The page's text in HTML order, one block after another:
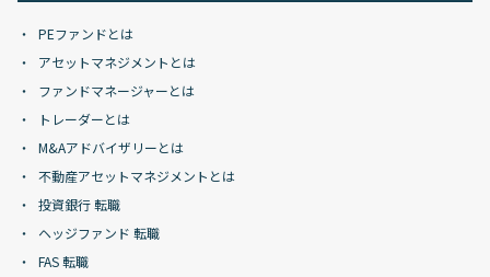
PEファンドとは
アセットマネジメントとは
ファンドマネージャーとは
トレーダーとは
M&Aアドバイザリーとは
不動産アセットマネジメントとは
投資銀行 転職
ヘッジファンド 転職
FAS 転職